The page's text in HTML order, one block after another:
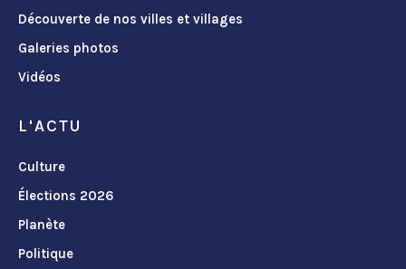
Découverte de nos villes et villages
Galeries photos
Vidéos
L'ACTU
Culture
Élections 2026
Planète
Politique